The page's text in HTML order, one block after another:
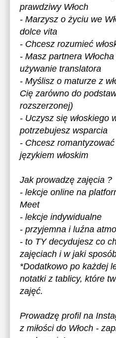
prawdziwy Włoch
- Marzysz o życiu we
dolce vita
- Chcesz rozumieć
- Masz partnera
używanie translatora
- Myślisz o maturze z
Cię zarówno do
rozszerzonej)
- Uczysz się włoskiego
potrzebujesz wsparcia
- Chcesz
językiem włoskim
Jak prowadzę zajęcia ?
- lekcje online na
Meet
- lekcje indywidualne
- przyjemna i luźna
- to TY decydujesz co
zajęciach i w jaki
*Dodatkowo po każdej
notatki z tablicy, które
zajęć.
Prowadzę profil na
z miłości do Włoch -